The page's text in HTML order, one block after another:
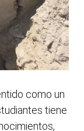
como un
tiene